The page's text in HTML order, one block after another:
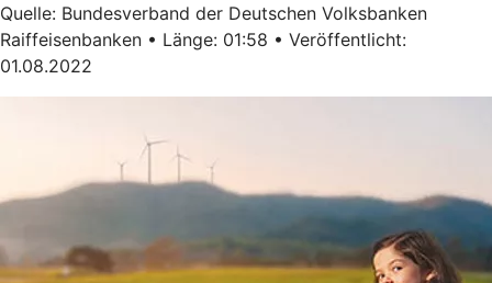
Quelle: Bundesverband der Deutschen Volksbanken
Raiffeisenbanken • Länge: 01:58 • Veröffentlicht:
01.08.2022